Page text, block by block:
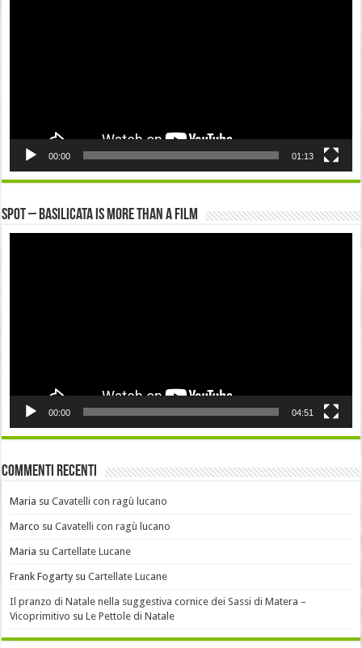
00:00 01:13
Spot – Basilicata is more than a Film
00:00 04:51
Commenti recenti
Maria suCavatelli con ragù lucano
Marco suCavatelli con ragù lucano
Maria suCartellate Lucane
Frank FogartysuCartellate Lucane
Il pranzo di Natale nella suggestiva cornice dei Sassi di Matera –
Vicoprimitivo suLe Pettole di Natale